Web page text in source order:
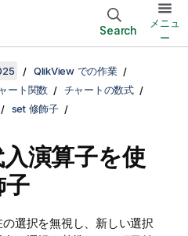
Search
メニュ
ー
QlikView での作業
ート関数
チャートの数式
set 修飾子
演算子を使
子
選択を無視し、新しい選択